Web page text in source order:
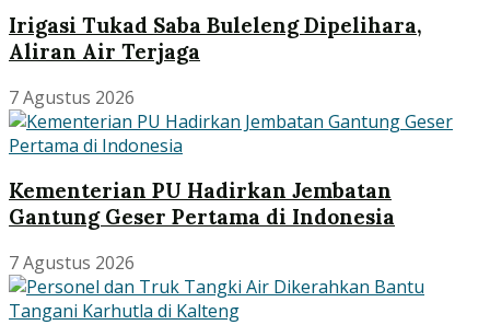
Irigasi Tukad Saba Buleleng Dipelihara,
Aliran Air Terjaga
7 Agustus 2026
Kementerian PU Hadirkan Jembatan
Gantung Geser Pertama di Indonesia
7 Agustus 2026